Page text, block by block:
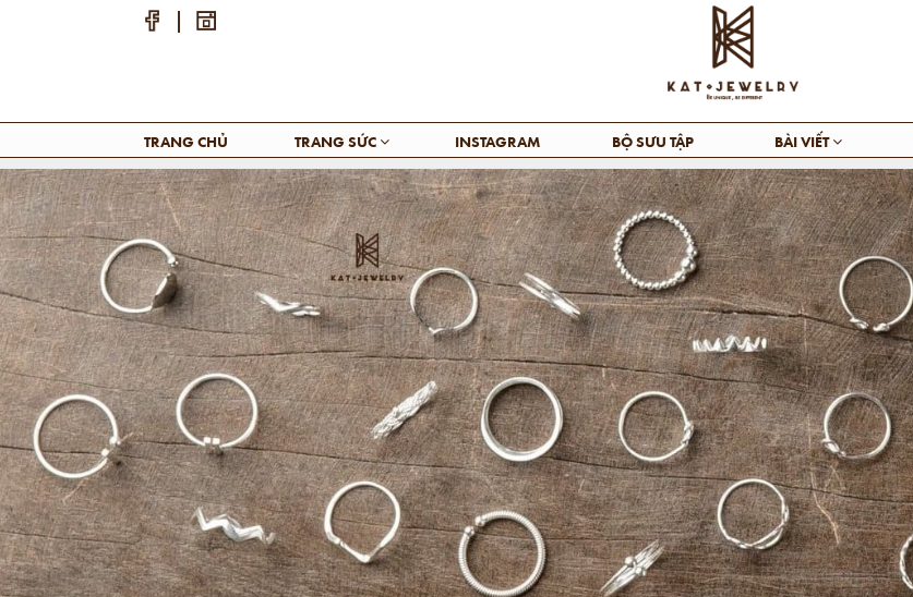
TRANG CHỦ TRANG SỨC INSTAGRAM BỘ SƯU TẬP BÀI VIẾT